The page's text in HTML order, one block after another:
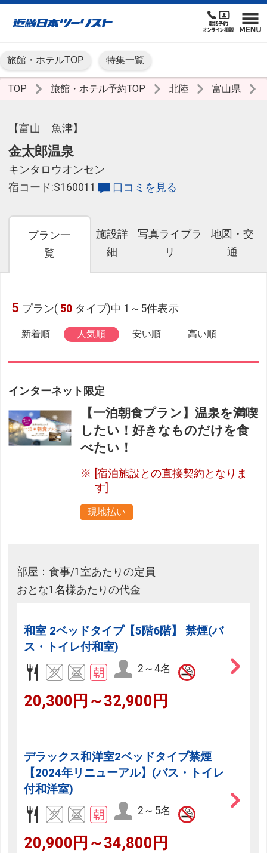
旅館・ホテルTOP 特集一覧
TOP 旅館・ホテル予約TOP 北陸 富山県
【富山 魚津】
金太郎温泉
キンタロウオンセン
宿コード:S160011
口コミを見る
プラン一
覧
施設詳
細
写真ライブラ
リ
地図・交
通
5 プラン( 50 タイプ)中 1～5件表示
新着順 人気順 安い順 高い順
インターネット限定
【一泊朝食プラン】温泉を満喫
したい！好きなものだけを食
べたい！
[宿泊施設との直接契約となりま
す]
現地払い
部屋：食事/1室あたりの定員
おとな1名様あたりの代金
和室 2ベッドタイプ【5階6階】 禁煙(バ
ス・トイレ付和室)
2～4名
20,300円～32,900円
デラックス和洋室2ベッドタイプ禁煙
【2024年リニューアル】(バス・トイレ
付和洋室)
2～5名
20,900円～34,800円